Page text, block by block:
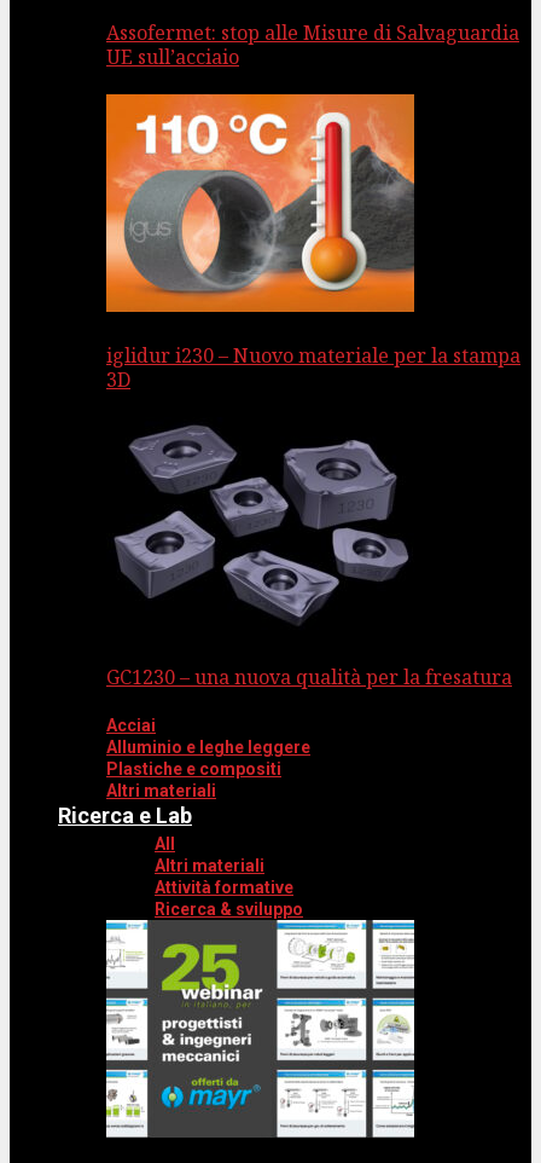
Assofermet: stop alle Misure di Salvaguardia
UE sull’acciaio
iglidur i230 – Nuovo materiale per la stampa
3D
GC1230 – una nuova qualità per la fresatura
Acciai
Alluminio e leghe leggere
Plastiche e compositi
Altri materiali
Ricerca e Lab
All
Altri materiali
Attività formative
Ricerca & sviluppo